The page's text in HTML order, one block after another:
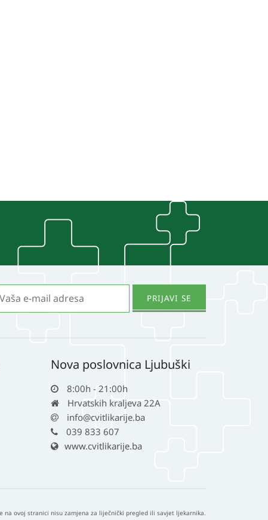
Nova poslovnica Ljubuški
8:00h - 21:00h
Hrvatskih kraljeva 22A
info@cvitlikarije.ba
039 833 607
www.cvitlikarije.ba
na ovoj stranici nisu zamjena za liječnički pregled ili savjet ljekarnika.